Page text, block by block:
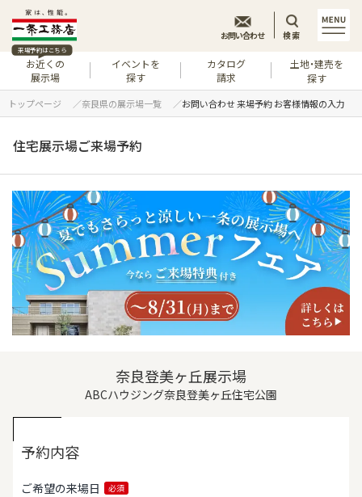
来場予約はこちら
お近くの
展示場
イベントを
探す
カタログ
請求
土地・建売を
探す
お問い合わせ 検索
トップページ 奈良県の展示場一覧 お問い合わせ 来場予約 お客様情報の入力
住宅展示場ご来場予約
奈良登美ヶ丘展示場
ABCハウジング奈良登美ヶ丘住宅公園
予約内容
ご希望の来場日 必須